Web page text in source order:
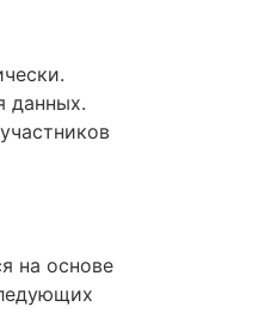
данных.
на основе